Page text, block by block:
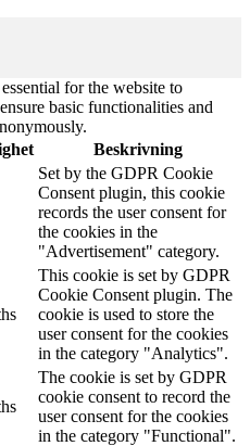
for the website to
basic functionalities and
Beskrivning
Set by the GDPR Cookie
Consent plugin, this cookie
records the user consent for
the cookies in the
"Advertisement" category.
This cookie is set by GDPR
Cookie Consent plugin. The
cookie is used to store the
user consent for the cookies
in the category "Analytics".
The cookie is set by GDPR
cookie consent to record the
user consent for the cookies
in the category "Functional".